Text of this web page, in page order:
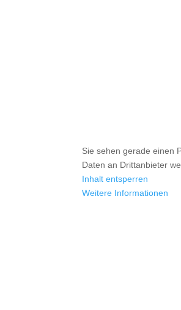
Sie sehen gerade einen
Daten an Drittanbieter
Inhalt entsperren
Weitere Informationen